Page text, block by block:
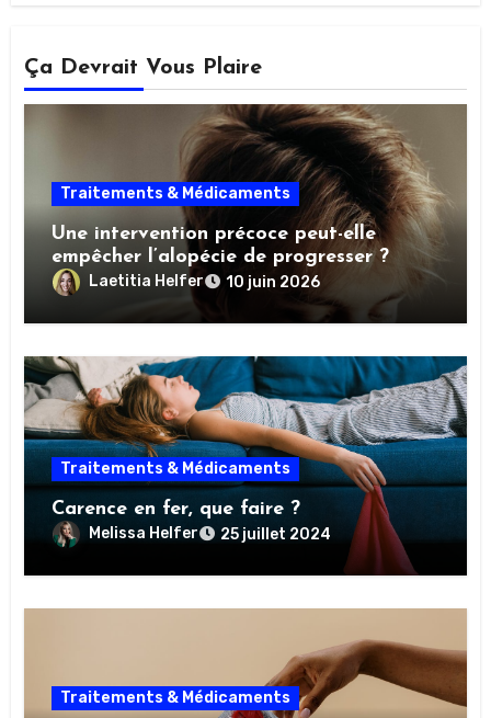
Ça Devrait Vous Plaire
Traitements & Médicaments
Une intervention précoce peut-elle
empêcher l’alopécie de progresser ?
Laetitia Helfer 10 juin 2026
Traitements & Médicaments
Carence en fer, que faire ?
Melissa Helfer 25 juillet 2024
Traitements & Médicaments